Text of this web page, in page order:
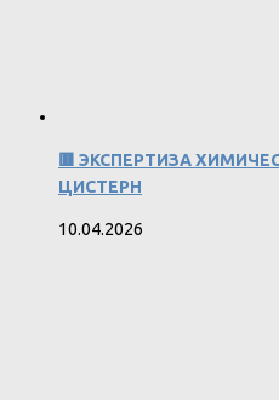
🟥 ЭКСПЕРТИЗА
ЦИСТЕРН
10.04.2026